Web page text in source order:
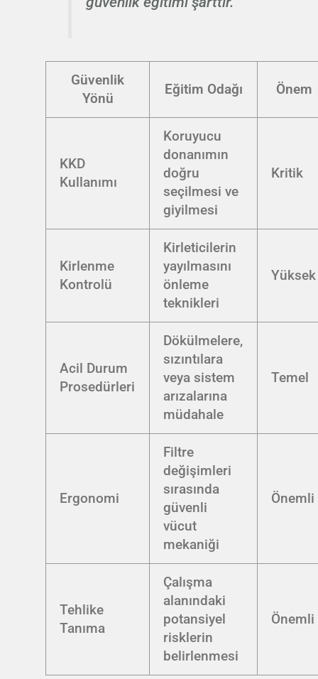
Güvenlik
Yönü
Eğitim Odağı Önem
KKD
Kullanımı
Koruyucu
donanımın
doğru
seçilmesi ve
giyilmesi
Kritik
Kirlenme
Kontrolü
Kirleticilerin
yayılmasını
önleme
teknikleri
Yüksek
Acil Durum
Prosedürleri
Dökülmelere,
sızıntılara
veya sistem
arızalarına
müdahale
Temel
Ergonomi
Filtre
değişimleri
sırasında
güvenli
vücut
mekaniği
Önemli
Tehlike
Tanıma
Çalışma
alanındaki
potansiyel
risklerin
belirlenmesi
Önemli